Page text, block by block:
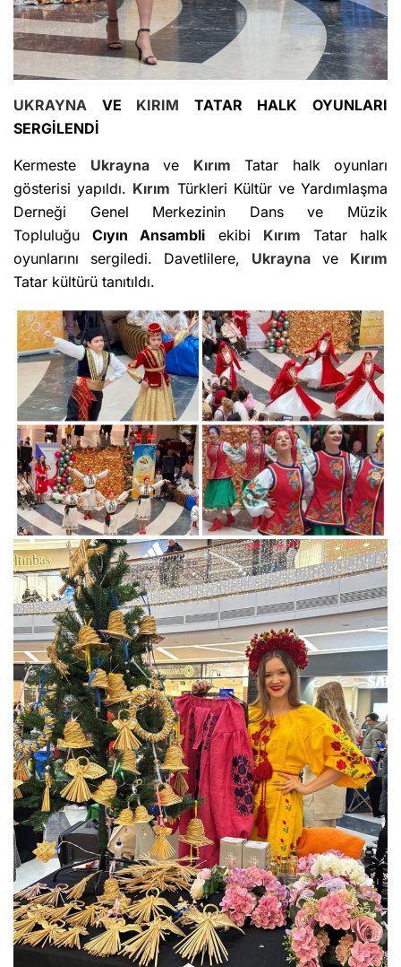
UKRAYNA VE KIRIM TATAR HALK OYUNLARI
SERGİLENDİ
Kermeste Ukraynave Kırım Tatar halk oyunları
gösterisi yapıldı. Kırım Türkleri Kültür ve Yardımlaşma
Derneği Genel Merkezinin Dans ve Müzik
TopluluğuCıyın Ansambli ekibi Kırım Tatar halk
oyunlarını sergiledi. Davetlilere, Ukrayna ve Kırım
Tatar kültürü tanıtıldı.